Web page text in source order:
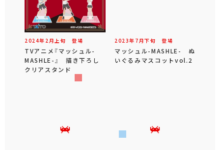
2024年 2 月 上旬 登場
TVアニメ『マッシュル-
MASHLE-』 描き下ろし
クリアスタンド
2023年 7 月下旬 登場
マッシュル-MASHLE- ぬ
いぐるみマスコットvol.2